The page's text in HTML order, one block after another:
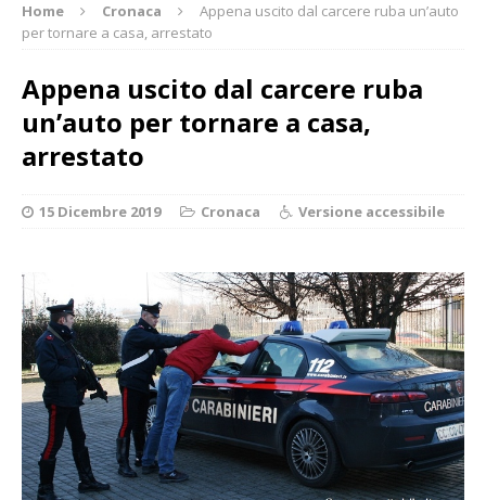
Home Cronaca
Appena uscito dal carcere ruba un’auto
per tornare a casa, arrestato
Appena uscito dal carcere ruba
un’auto per tornare a casa,
arrestato
15 Dicembre 2019 Cronaca Versione accessibile